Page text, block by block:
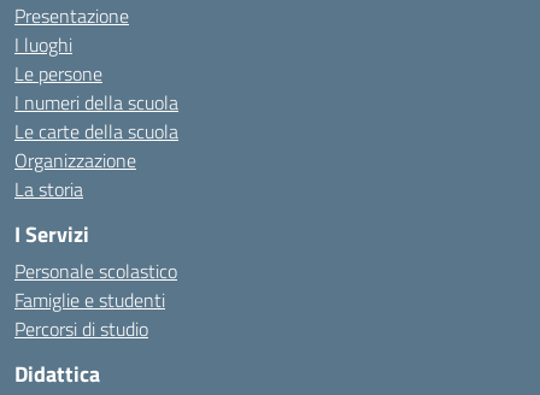
Presentazione
I luoghi
Le persone
I numeri della scuola
Le carte della scuola
Organizzazione
La storia
I Servizi
Personale scolastico
Famiglie e studenti
Percorsi di studio
Didattica